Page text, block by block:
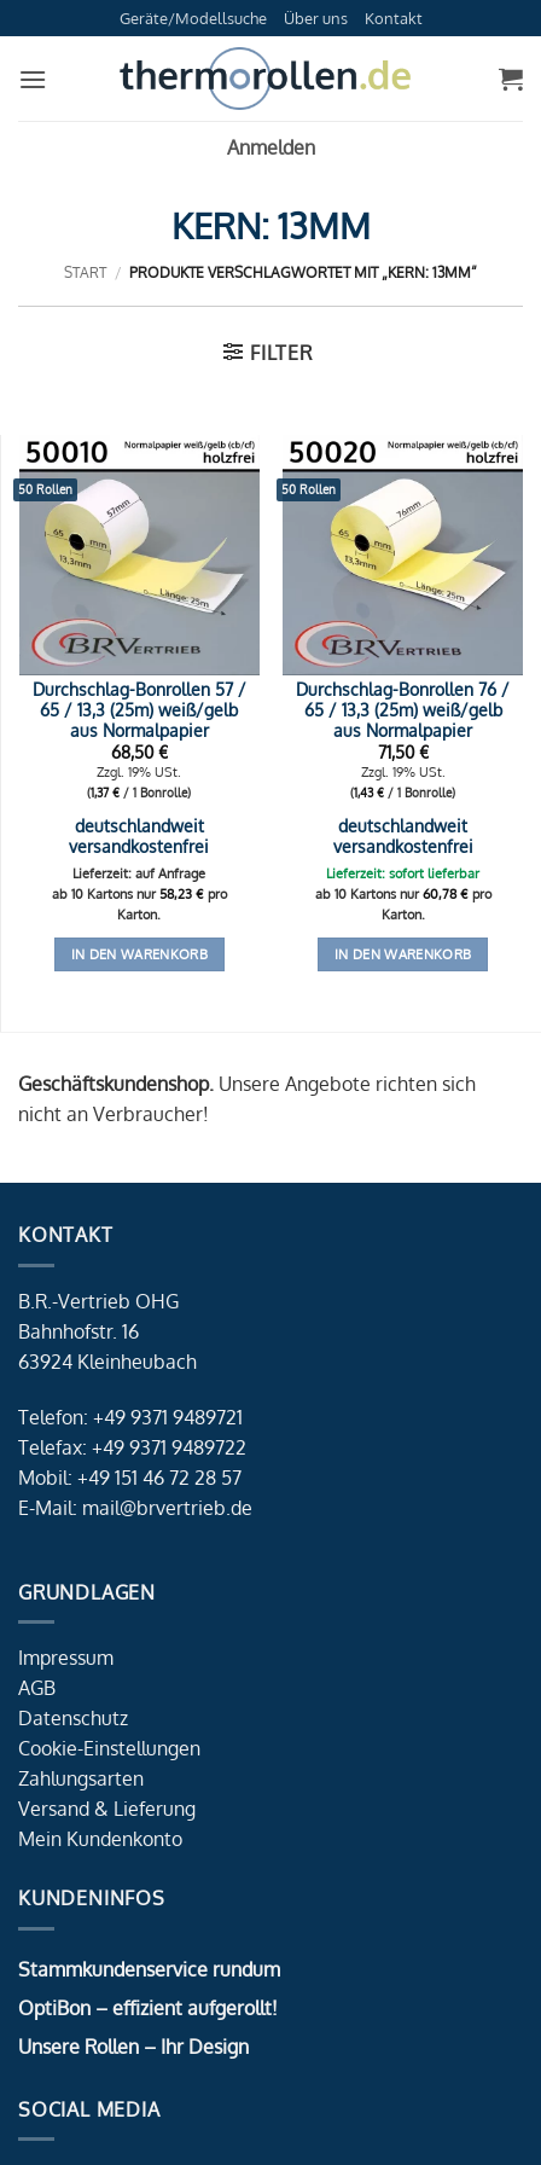
Inhalt
springen
Geräte/Modellsuche Über uns Kontakt
Anmelden
KERN: 13MM
START / PRODUKTE VERSCHLAGWORTET MIT „KERN: 13MM“
FILTER
50 Rollen
Durchschlag-Bonrollen 57 /
65 / 13,3 (25m) weiß/gelb
aus Normalpapier
68,50€
Zzgl. 19% USt.
(1,37€ / 1 Bonrolle)
deutschlandweit
versandkostenfrei
Lieferzeit: auf Anfrage
ab 10 Kartons nur58,23 €pro
Karton.
IN DEN WARENKORB
50 Rollen
Durchschlag-Bonrollen 76 /
65 / 13,3 (25m) weiß/gelb
aus Normalpapier
71,50€
Zzgl. 19% USt.
(1,43€ / 1 Bonrolle)
deutschlandweit
versandkostenfrei
Lieferzeit: sofort lieferbar
ab 10 Kartons nur60,78€pro
Karton.
IN DEN WARENKORB
Geschäftskundenshop. Unsere Angebote richten sich
nicht an Verbraucher!
KONTAKT
B.R.-Vertrieb OHG
Bahnhofstr. 16
63924 Kleinheubach
Telefon: +49 9371 9489721
Telefax: +49 9371 9489722
Mobil: +49 151 46 72 28 57
E-Mail: mail@brvertrieb.de
GRUNDLAGEN
Impressum
AGB
Datenschutz
Cookie-Einstellungen
Zahlungsarten
Versand & Lieferung
Mein Kundenkonto
KUNDENINFOS
Stammkundenservice rundum
OptiBon – effizient aufgerollt!
Unsere Rollen – Ihr Design
SOCIAL MEDIA